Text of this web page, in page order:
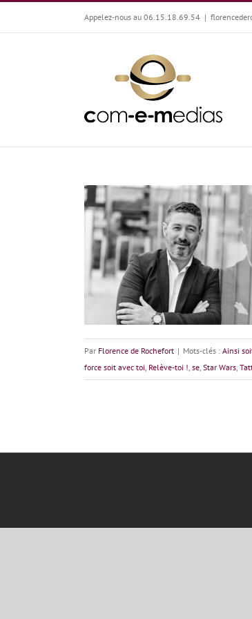
Appelez-nous au 06.15.18.69.54 |
Ainsi soit la Force, Jean-Pierre
Par Florence de Rochefort | Mots-clés : Ainsi
force soit avec toi, Relève-toi !, se, Star Wars,